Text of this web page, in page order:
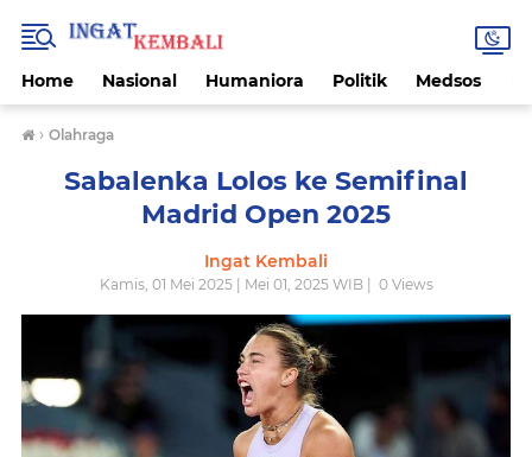
Home Nasional Humaniora Politik Medsos
› Olahraga
Sabalenka Lolos ke Semifinal
Madrid Open 2025
Ingat Kembali
Kamis, 01 Mei 2025 | Mei 01, 2025 WIB | 0Views